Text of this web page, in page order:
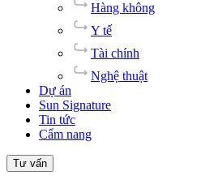
Hàng không
Y tế
Tài chính
Nghệ thuật
Dự án
Sun Signature
Tin tức
Cẩm nang
Tư vấn